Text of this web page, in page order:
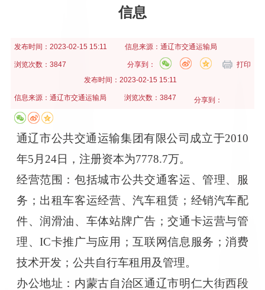
信息
发布时间： 2023-02-15 15:11 信息来源： 通辽市交通运输局
浏览次数：3847 打印
分享到：
发布时间： 2023-02-15 15:11
信息来源： 通辽市交通运输局 浏览次数：3847 分享到：
通辽市公共交通运输集团有限公司成立于2010
年5月24日，注册资本为7778.7万。
经营范围：包括城市公共交通客运、管理、服
务；出租车客运经营、汽车租赁；经销汽车配
件、润滑油、车体站牌广告；交通卡运营与管
理、IC卡推广与应用；互联网信息服务；消费
技术开发；公共自行车租用及管理。
办公地址：内蒙古自治区通辽市明仁大街西段